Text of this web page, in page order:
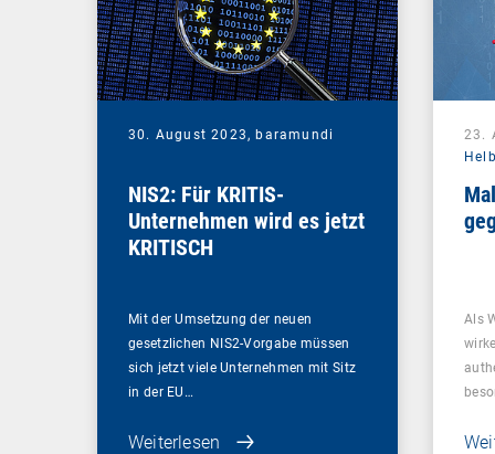
30. August 2023,baramundi
NIS2: Für KRITIS-
Unternehmen wird es jetzt
KRITISCH
Mit der Umsetzung der neuen
gesetzlichen NIS2-Vorgabe müssen
sich jetzt viele Unternehmen mit Sitz
in der EU…
Weiterlesen
23.
Als